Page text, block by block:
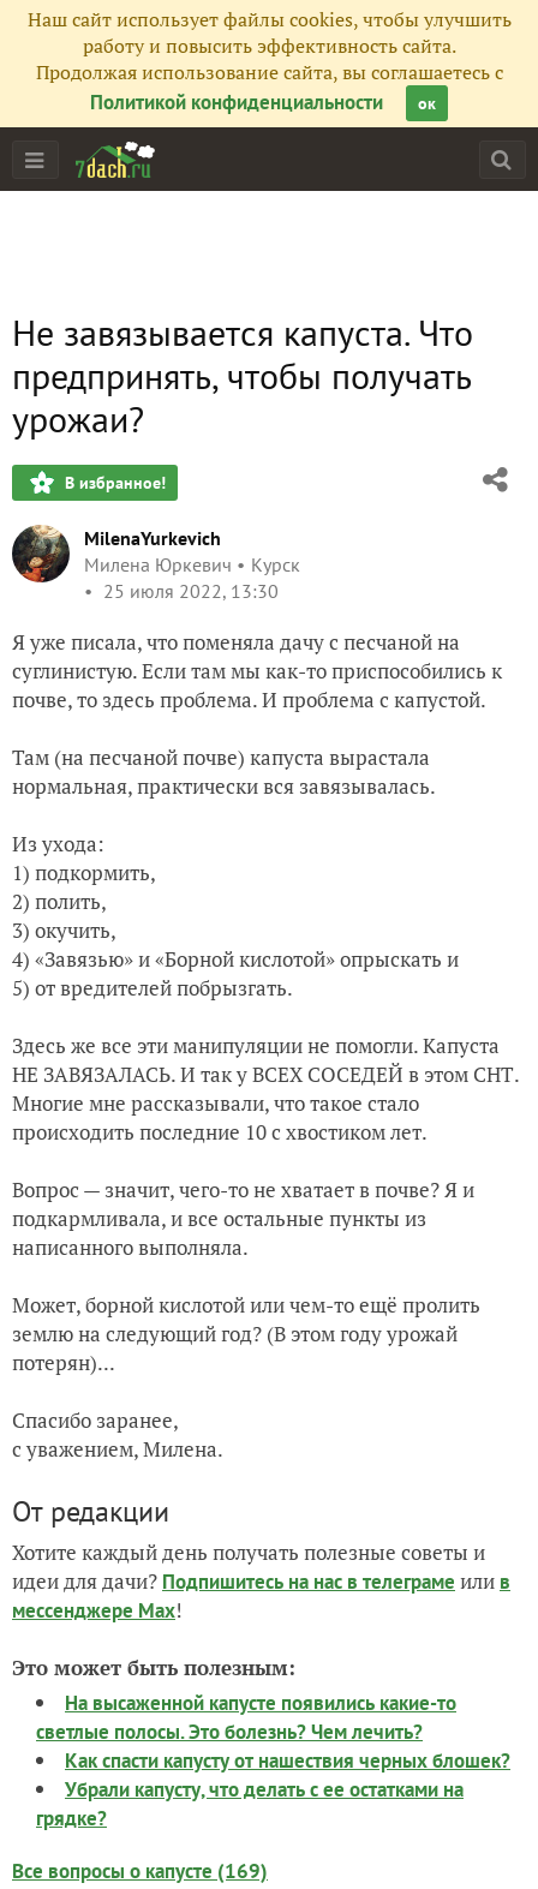
Наш сайт использует файлы cookies, чтобы улучшить
работу и повысить эффективность сайта.
Продолжая использование сайта, вы соглашаетесь с
Политикой конфиденциальности
ок
Не завязывается капуста. Что
предпринять, чтобы получать
урожаи?
В избранное!
MilenaYurkevich
Милена Юркевич
Курск
25 июля 2022, 13:30
Я уже писала, что поменяла дачу с песчаной на
суглинистую. Если там мы как-то приспособились к
почве, то здесь проблема. И проблема с капустой.
Там (на песчаной почве) капуста вырастала
нормальная, практически вся завязывалась.
Из ухода:
1) подкормить,
2) полить,
3) окучить,
4) «Завязью» и «Борной кислотой» опрыскать и
5) от вредителей побрызгать.
Здесь же все эти манипуляции не помогли. Капуста
НЕ ЗАВЯЗАЛАСЬ. И так у ВСЕХ СОСЕДЕЙ в этом СНТ.
Многие мне рассказывали, что такое стало
происходить последние 10 с хвостиком лет.
Вопрос — значит, чего-то не хватает в почве? Я и
подкармливала, и все остальные пункты из
написанного выполняла.
Может, борной кислотой или чем-то ещё пролить
землю на следующий год? (В этом году урожай
потерян)...
Спасибо заранее,
с уважением, Милена.
От редакции
Хотите каждый день получать полезные советы и
идеи для дачи? Подпишитесь на нас в телеграме или в
мессенджере Max!
Это может быть полезным:
На высаженной капусте появились какие-то
светлые полосы. Это болезнь? Чем лечить?
Как спасти капусту от нашествия черных блошек?
Убрали капусту, что делать с ее остатками на
грядке?
Все вопросы о капусте (169)